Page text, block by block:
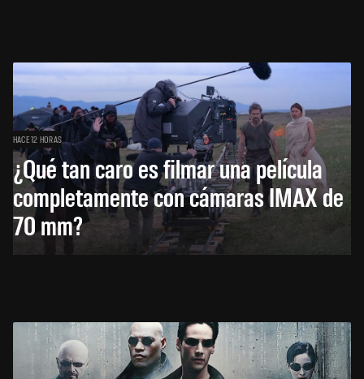
HACE 12 HORAS
¿Qué tan caro es filmar una película
completamente con cámaras IMAX de
70 mm?